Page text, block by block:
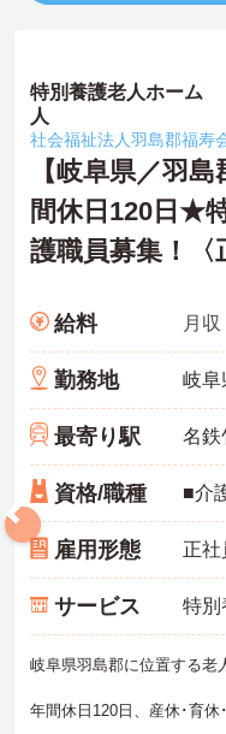
特別養護老人ホーム
人
社会福祉法人羽島郡福寿
【岐阜県／羽
間休日120日★
護職員募集！〈
給料
勤務地
最寄り駅
資格/職種
雇用形態 正社
サービス
岐阜県羽島郡に位置する老
年間休日120日、産休･育